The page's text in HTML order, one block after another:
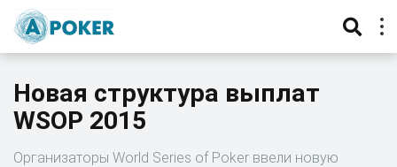
Новая структура выплат
WSOP 2015
Организаторы World Series of Poker ввели новую